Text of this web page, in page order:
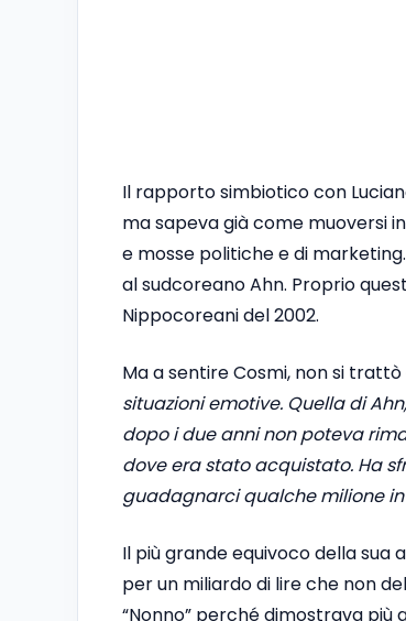
Il rapporto simbiotico con
ma sapeva già come muoversi
e mosse politiche e di
al sudcoreano Ahn. Proprio
Nippocoreani del 2002.
Ma a sentire Cosmi, non si
situazioni emotive. Quella di
dopo i due anni non poteva
dove era stato acquistato. Ha
guadagnarci qualche milione
Il più grande equivoco della sua
per un miliardo di lire che non
“Nonno” perché dimostrava più